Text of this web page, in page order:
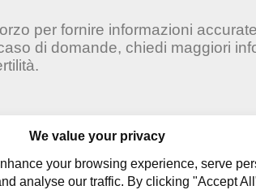
per fornire informazioni
di domande, chiedi maggiori